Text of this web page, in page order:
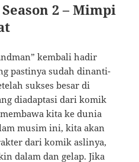
2 – Mimpi
kembali hadir
pastinya sudah dinanti-
sukses besar di
diadaptasi dari komik
kita ke dunia
musim ini, kita akan
dari komik aslinya,
dalam dan gelap. Jika